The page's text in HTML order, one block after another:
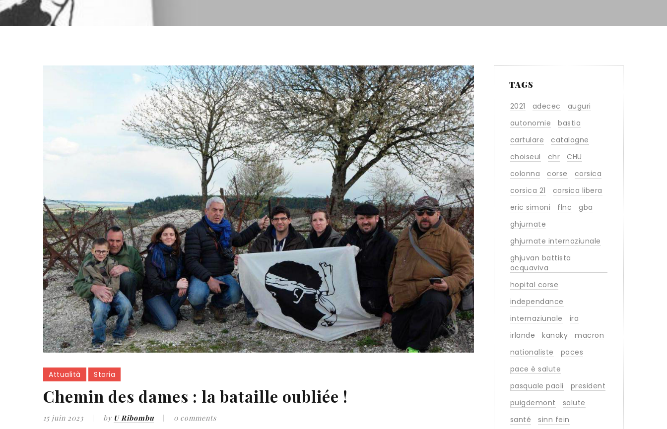
Attualità Storia
Chemin des dames : la bataille oubliée !
15 juin 2023 by U Ribombu 0 comments
TAGS
2021 adecec
auguri
autonomie
bastia
cartulare
catalogne
choiseul
chr
CHU
colonna
corse
corsica
corsica 21
corsica libera
eric simoni
flnc
gba
ghjurnate
ghjurnate internaziunale
ghjuvan battista
acquaviva
hopital corse
independance
internaziunale
ira
irlande
kanaky
macron
nationaliste
paces
pace è salute
pasquale paoli
president
puigdemont
salute
santé
sinn fein